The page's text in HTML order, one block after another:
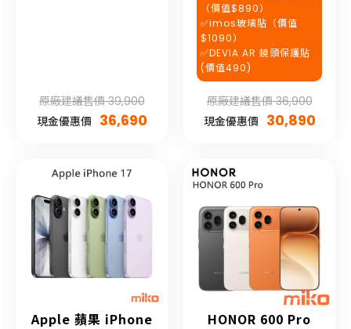
原廠建議售價 39,900
現金優惠價 36,690
（價值$890）
✅imos玻璃貼（價值
$1090）
✅DEVIA AR 鏡頭保護貼
(價值490)
原廠建議售價 36,900
現金優惠價 30,890
Apple 蘋果 iPhone
HONOR 600 Pro